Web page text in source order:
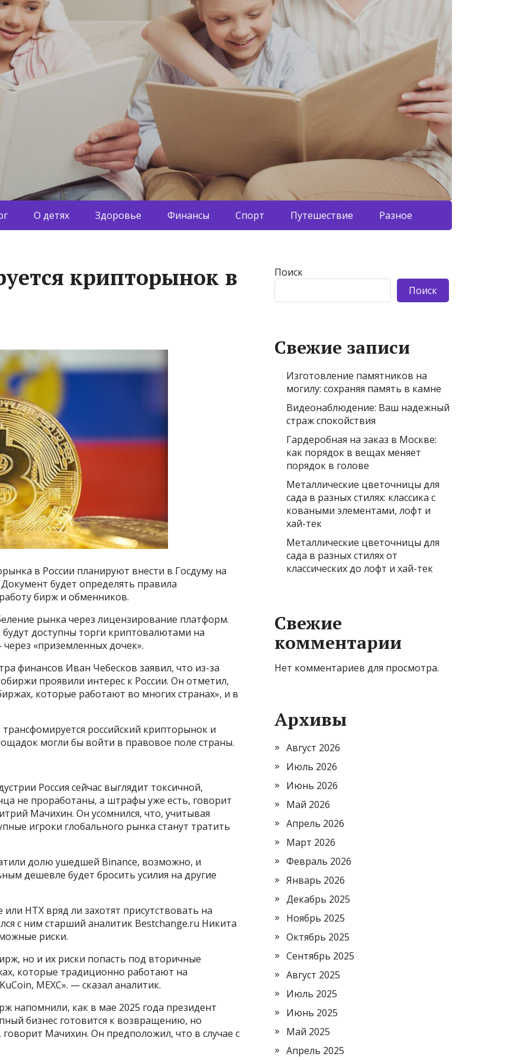
О детях Здоровье Финансы Спорт Путешествие Разное
крипторынок в
в России планируют внести в Госдуму на
будет определять правила
бирж и обменников.
рынка через лицензирование платформ.
доступны торги криптовалютами на
«приземленных дочек».
финансов Иван Чебесков заявил, что из-за
проявили интерес к России. Он отметил,
которые работают во многих странах», и в
российский крипторынок и
могли бы войти в правовое поле страны.
Россия сейчас выглядит токсичной,
не проработаны, а штрафы уже есть, говорит
Мачихин. Он усомнился, что, учитывая
игроки глобального рынка станут тратить
долю ушедшей Binance, возможно, и
дешевле будет бросить усилия на другие
HTX вряд ли захотят присутствовать на
с ним старший аналитик Bestchange.ru Никита
риски.
но и их риски попасть под вторичные
которые традиционно работают на
MEXC». — сказал аналитик.
напомнили, как в мае 2025 года президент
бизнес готовится к возвращению, но
говорит Мачихин. Он предположил, что в случае с
Поиск
Поиск
Свежие записи
Изготовление памятников на
могилу: сохраняя память в камне
Видеонаблюдение: Ваш надежный
страж спокойствия
Гардеробная на заказ в Москве:
как порядок в вещах меняет
порядок в голове
Металлические цветочницы для
сада в разных стилях: классика с
коваными элементами, лофт и
хай-тек
Металлические цветочницы для
сада в разных стилях от
классических до лофт и хай-тек
Свежие
комментарии
Нет комментариев для просмотра.
Архивы
Август 2026
Июль 2026
Июнь 2026
Май 2026
Апрель 2026
Март 2026
Февраль 2026
Январь 2026
Декабрь 2025
Ноябрь 2025
Октябрь 2025
Сентябрь 2025
Август 2025
Июль 2025
Июнь 2025
Май 2025
Апрель 2025